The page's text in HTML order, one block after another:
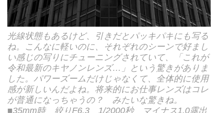
光線状態もあるけど、引きだとパッキパキにも写る
ね。こんなに軽いのに、それぞれのシーンで好まし
い感じの写りにチューニングされていて、「これが
令和最新のキヤノンレンズ…」という驚きがありま
した。パワーズームだけじゃなくて、全体的に使用
感が新しいんだよね。将来的にお仕事レンズはコレ
が普通になっちゃうの？ みたいな驚きね。
■35mm時 絞りF6.3 1/2000秒 マイナス1.0露出